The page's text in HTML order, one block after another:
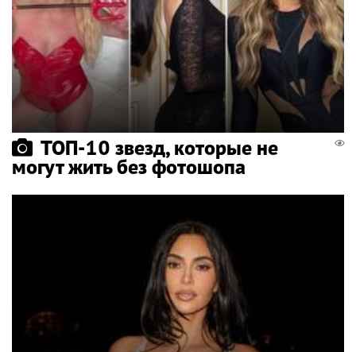
ТОП-10 звезд, которые не
могут жить без фотошопа